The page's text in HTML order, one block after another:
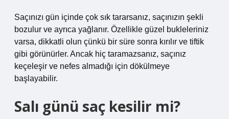
Saçınızı gün içinde çok sık tararsanız, saçınızın şekli
bozulur ve ayrıca yağlanır. Özellikle güzel bukleleriniz
varsa, dikkatli olun çünkü bir süre sonra kırılır ve tiftik
gibi görünürler. Ancak hiç taramazsanız, saçınız
keçeleşir ve nefes almadığı için dökülmeye
başlayabilir.
Salı günü saç kesilir mi?